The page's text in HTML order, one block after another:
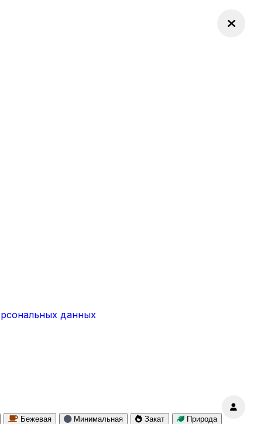
данных
Бежевая Минимальная Закат Природа